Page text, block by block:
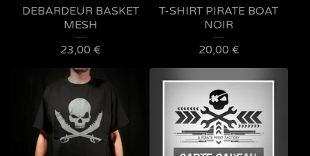
DEBARDEUR BASKET
MESH
23,00 €
T-SHIRT PIRATE BOAT
NOIR
20,00 €